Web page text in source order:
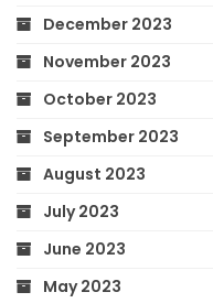
December 2023
November 2023
October 2023
September 2023
August 2023
July 2023
June 2023
May 2023